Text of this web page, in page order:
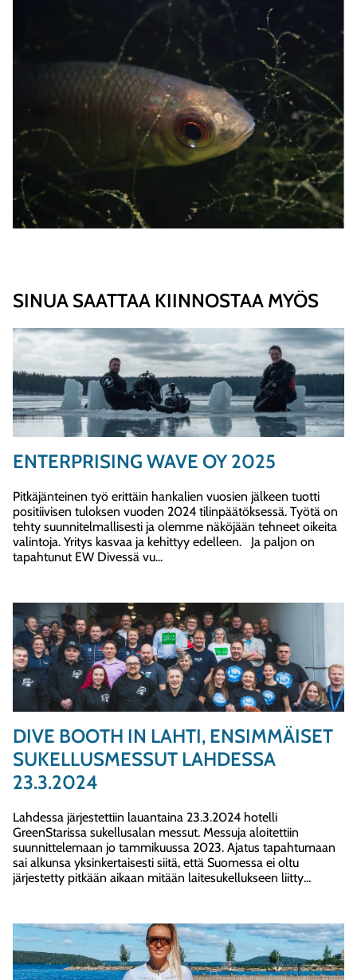
SINUA SAATTAA KIINNOSTAA MYÖS
ENTERPRISING WAVE OY 2025
Pitkäjänteinen työ erittäin hankalien vuosien jälkeen tuotti
positiivisen tuloksen vuoden 2024 tilinpäätöksessä. Työtä on
tehty suunnitelmallisesti ja olemme näköjään tehneet oikeita
valintoja. Yritys kasvaa ja kehittyy edelleen. Ja paljon on
tapahtunut EW Divessä vu...
DIVE BOOTH IN LAHTI, ENSIMMÄISET
SUKELLUSMESSUT LAHDESSA
23.3.2024
Lahdessa järjestettiin lauantaina 23.3.2024 hotelli
GreenStarissa sukellusalan messut. Messuja aloitettiin
suunnittelemaan jo tammikuussa 2023. Ajatus tapahtumaan
sai alkunsa yksinkertaisesti siitä, että Suomessa ei oltu
järjestetty pitkään aikaan mitään laitesukellukseen liitty...